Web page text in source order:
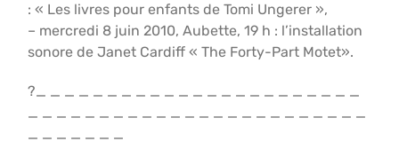
: « Les livres pour enfants de Tomi Ungerer »,
– mercredi 8 juin 2010, Aubette, 19 h : l’installation
sonore de Janet Cardiff « The Forty-Part Motet».
?_ _ _ _ _ _ _ _ _ _ _ _ _ _ _ _ _ _ _ _ _ _ _
_ _ _ _ _ _ _ _ _ _ _ _ _ _ _ _ _ _ _ _ _ _ _ _
_ _ _ _ _ _ _